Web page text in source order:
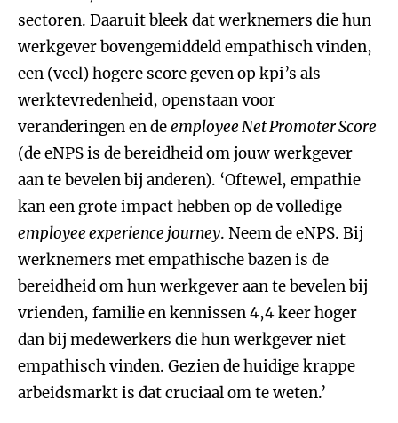
sectoren. Daaruit bleek dat werknemers die hun
werkgever bovengemiddeld empathisch vinden,
een (veel) hogere score geven op kpi’s als
werktevredenheid, openstaan voor
veranderingen en deemployee Net Promoter Score
(de eNPS is de bereidheid om jouw werkgever
aan te bevelen bij anderen). ‘Oftewel, empathie
kan een grote impact hebben op de volledige
employee experience journey. Neem de eNPS. Bij
werknemers met empathische bazen is de
bereidheid om hun werkgever aan te bevelen bij
vrienden, familie en kennissen 4,4 keer hoger
dan bij medewerkers die hun werkgever niet
empathisch vinden. Gezien de huidige krappe
arbeidsmarkt is dat cruciaal om te weten.’